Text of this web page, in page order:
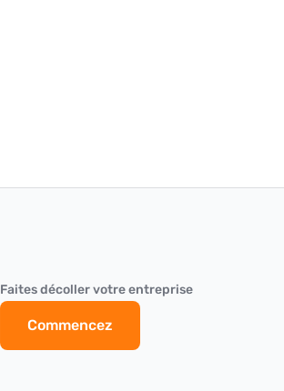
Faites décoller votre entreprise
Commencez